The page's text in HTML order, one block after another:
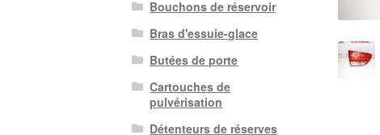
Bouchons de réservoir
Bras d'essuie-glace
Butées de porte
Cartouches de
pulvérisation
Détenteurs de réserves